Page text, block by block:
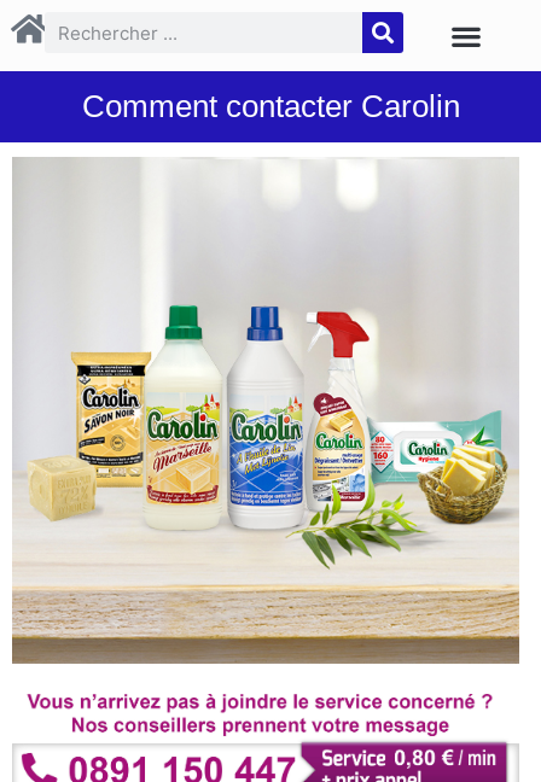
Comment contacter Carolin